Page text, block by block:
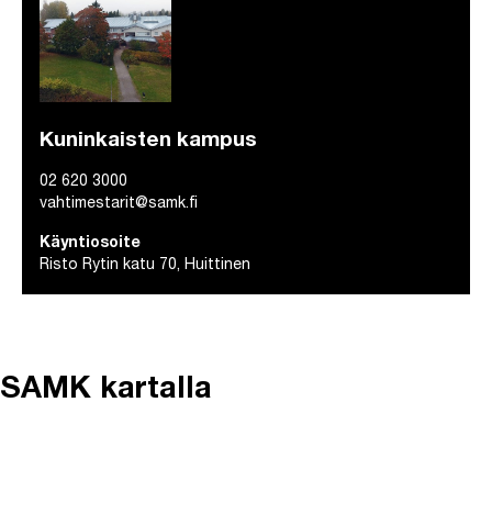
Kuninkaisten kampus
02 620 3000
vahtimestarit@samk.fi
Käyntiosoite
Risto Rytin katu 70, Huittinen
SAMK kartalla